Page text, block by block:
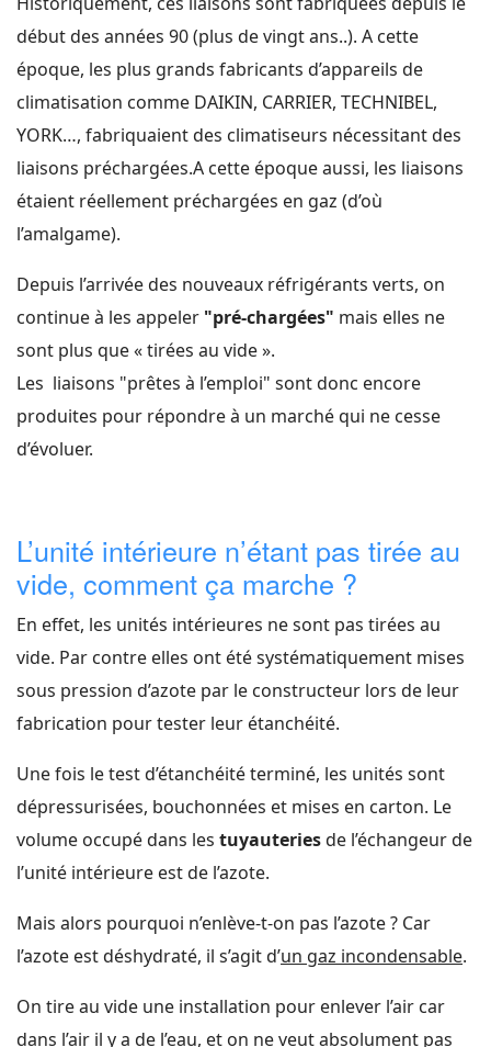
début des années 90 (plus de vingt ans..). A cette
époque, les plus grands fabricants d’appareils de
climatisation comme DAIKIN, CARRIER, TECHNIBEL,
YORK…, fabriquaient des climatiseurs nécessitant des
liaisons préchargées.A cette époque aussi, les liaisons
étaient réellement préchargées en gaz (d’où
l’amalgame).
Depuis l’arrivée des nouveaux réfrigérants verts, on
continue à les appeler "pré-chargées" mais elles ne
sont plus que « tirées au vide ».
Les liaisons "prêtes à l’emploi" sont donc encore
produites pour répondre à un marché qui ne cesse
d’évoluer.
L’unité intérieure n’étant pas tirée au
vide, comment ça marche ?
En effet, les unités intérieures ne sont pas tirées au
vide. Par contre elles ont été systématiquement mises
sous pression d’azote par le constructeur lors de leur
fabrication pour tester leur étanchéité.
Une fois le test d’étanchéité terminé, les unités sont
dépressurisées, bouchonnées et mises en carton. Le
volume occupé dans les tuyauteriesde l’échangeur de
l’unité intérieure est de l’azote.
Mais alors pourquoi n’enlève-t-on pas l’azote ? Car
l’azote est déshydraté, il s’agit d’un gaz incondensable.
On tire au vide une installation pour enlever l’air car
dans l’air il y a de l’eau, et on ne veut absolument pas